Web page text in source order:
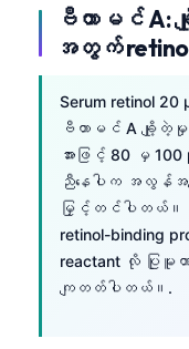
ဗီတာမင်
အတွက်
Serum retinol
ဗီတာမင် A ချို့တဲ့မှု
အားဖြင့် 80 မှ
ညီနေပါက အလွန်အ
မြှင့်တင်ပါတယ်။
retinol-binding
reactant လို ပြုမူတာ
ကျတတ်ပါတယ်။.